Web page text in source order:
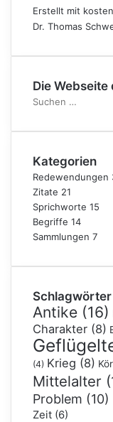
Erstellt mit
Dr. Thomas
Die
Suchen
Kategorien
Redewendungen
Zitate 21
Sprichworte 15
Begriffe 14
Sammlungen 7
Schlagwörter
Antike (16)
Charakter (8)
(4) Krieg (8)
Mittelalter
Problem (10)
Zeit (6)